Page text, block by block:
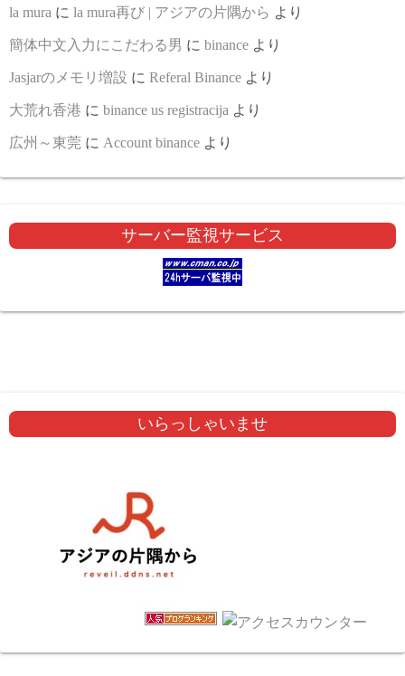
la mura に la mura再び | アジアの片隅から より
簡体中文入力にこだわる男 に binance より
Jasjarのメモリ増設 に Referal Binance より
大荒れ香港 に binance us registracija より
広州～東莞 に Account binance より
サーバー監視サービス
いらっしゃいませ